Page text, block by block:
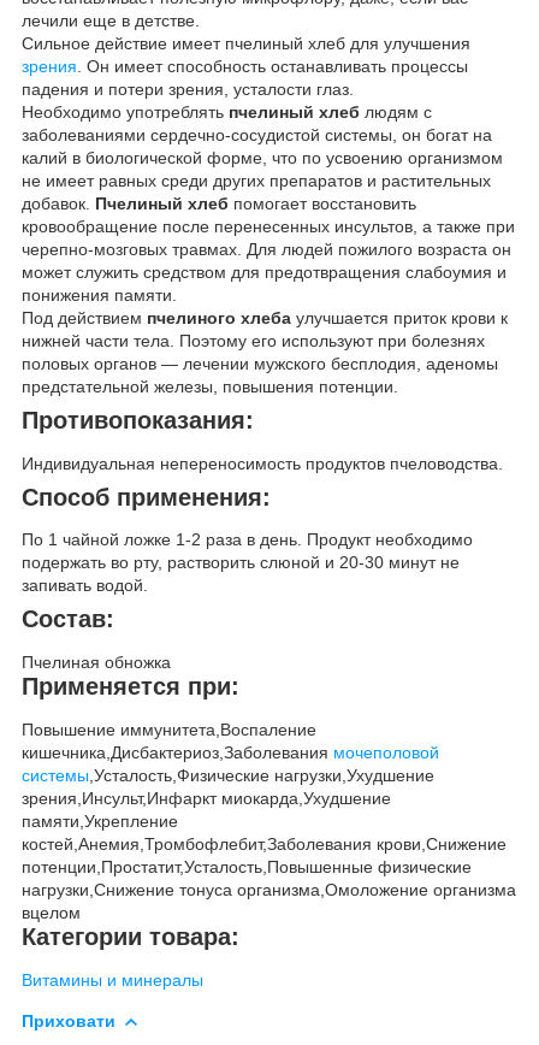
лечили еще в детстве.
Сильное действие имеет пчелиный хлеб для улучшения
зрения . Он имеет способность останавливать процессы
падения и потери зрения, усталости глаз.
Необходимо употреблять пчелиный хлеб людям с
заболеваниями сердечно-сосудистой системы, он богат на
калий в биологической форме, что по усвоению организмом
не имеет равных среди других препаратов и растительных
добавок. Пчелиный хлеб помогает восстановить
кровообращение после перенесенных инсультов, а также при
черепно-мозговых травмах. Для людей пожилого возраста он
может служить средством для предотвращения слабоумия и
понижения памяти.
Под действием пчелиного хлеба улучшается приток крови к
нижней части тела. Поэтому его используют при болезнях
половых органов — лечении мужского бесплодия, аденомы
предстательной железы, повышения потенции.
Противопоказания:
Индивидуальная непереносимость продуктов пчеловодства.
Способ применения:
По 1 чайной ложке 1-2 раза в день. Продукт необходимо
подержать во рту, растворить слюной и 20-30 минут не
запивать водой.
Состав:
Пчелиная обножка
Применяется при:
Повышение иммунитета,Воспаление
кишечника,Дисбактериоз,Заболевания мочеполовой
системы ,Усталость,Физические нагрузки,Ухудшение
зрения,Инсульт,Инфаркт миокарда,Ухудшение
памяти,Укрепление
костей,Анемия,Тромбофлебит,Заболевания крови,Снижение
потенции,Простатит,Усталость,Повышенные физические
нагрузки,Снижение тонуса организма,Омоложение организма
вцелом
Категории товара:
Витамины и минералы
Приховати